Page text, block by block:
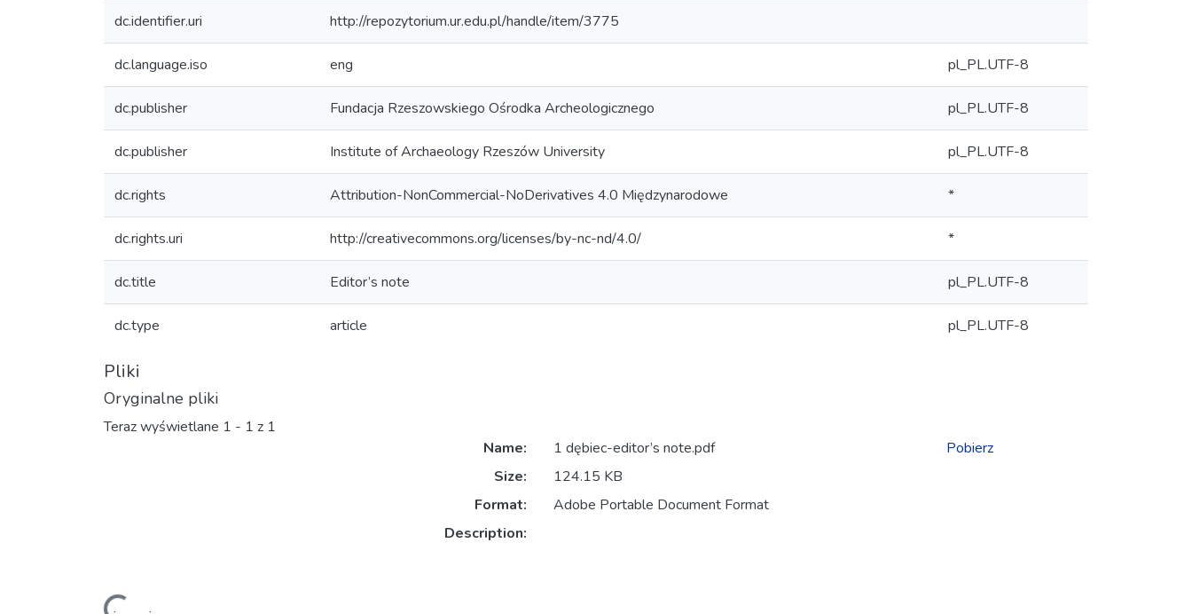
dc.identifier.uri http://repozytorium.ur.edu.pl/handle/item/3775
dc.language.iso eng pl_PL.UTF-8
dc.publisher Fundacja Rzeszowskiego Ośrodka Archeologicznego pl_PL.UTF-8
dc.publisher Institute of Archaeology Rzeszów University pl_PL.UTF-8
dc.rights Attribution-NonCommercial-NoDerivatives 4.0 Międzynarodowe *
dc.rights.uri http://creativecommons.org/licenses/by-nc-nd/4.0/ *
dc.title Editor’s note pl_PL.UTF-8
dc.type article pl_PL.UTF-8
Pliki
Oryginalne pliki
Teraz wyświetlane 1 - 1 z 1
Name:
1 dębiec-editor’s note.pdf
Size:
124.15 KB
Format:
Adobe Portable Document Format
Description:
Pobierz